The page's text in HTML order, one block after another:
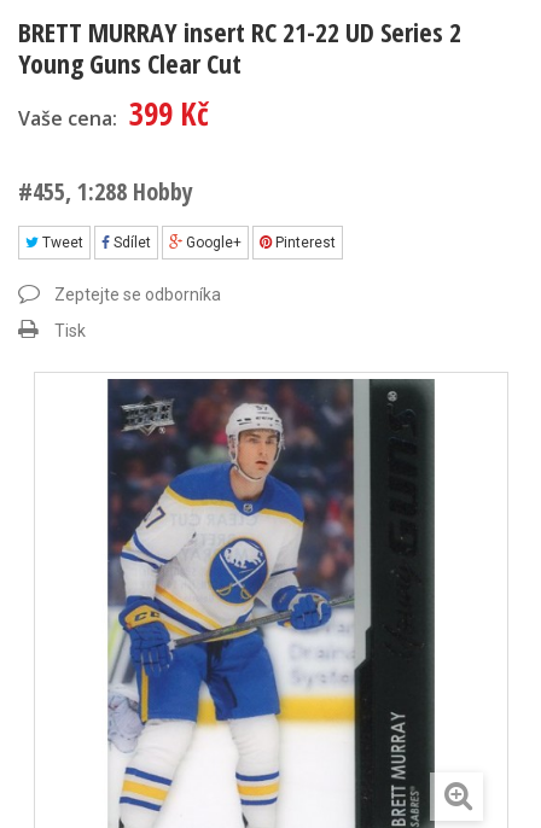
BRETT MURRAY insert RC 21-22 UD Series 2
Young Guns Clear Cut
Vaše cena: 399 Kč
#455, 1:288 Hobby
Tweet Sdílet Google+ Pinterest
Zeptejte se odborníka
Tisk